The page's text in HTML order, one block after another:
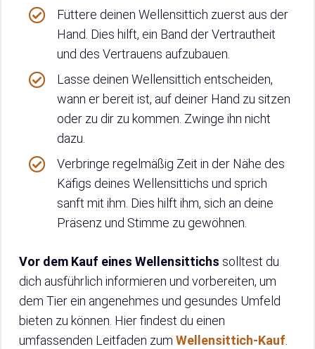
Füttere deinen Wellensittich zuerst aus der
Hand. Dies hilft, ein Band der Vertrautheit
und des Vertrauens aufzubauen.
Lasse deinen Wellensittich entscheiden,
wann er bereit ist, auf deiner Hand zu sitzen
oder zu dir zu kommen. Zwinge ihn nicht
dazu.
Verbringe regelmäßig Zeit in der Nähe des
Käfigs deines Wellensittichs und sprich
sanft mit ihm. Dies hilft ihm, sich an deine
Präsenz und Stimme zu gewöhnen.
Vor dem Kauf eines Wellensittichs solltest du
dich ausführlich informieren und vorbereiten, um
dem Tier ein angenehmes und gesundes Umfeld
bieten zu können. Hier findest du einen
umfassenden Leitfaden zum Wellensittich-Kauf.